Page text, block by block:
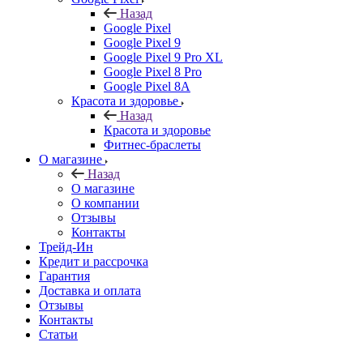
Назад
Google Pixel
Google Pixel 9
Google Pixel 9 Pro XL
Google Pixel 8 Pro
Google Pixel 8A
Красота и здоровье
Назад
Красота и здоровье
Фитнес-браслеты
О магазине
Назад
О магазине
О компании
Отзывы
Контакты
Трейд-Ин
Кредит и рассрочка
Гарантия
Доставка и оплата
Отзывы
Контакты
Статьи